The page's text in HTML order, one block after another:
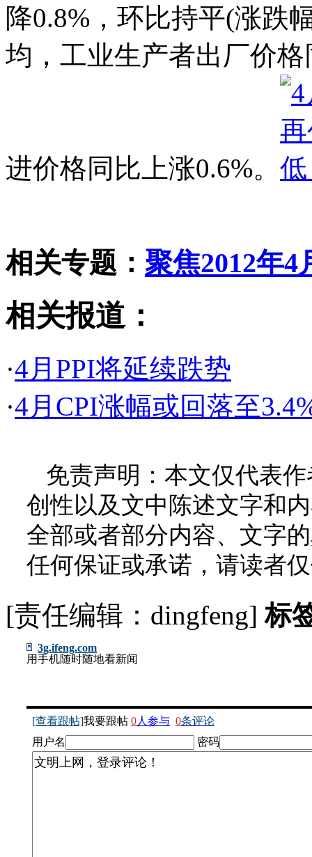
降0.8%，环比持平(涨跌
均，工业生产者出厂价
进价格同比上涨0.6%。
相关专题： 聚焦2012年4
相关报道：
·4月PPI将延续跌势
·4月CPI涨幅或回落至
免责声明：本文仅代表
创性以及文中陈述文字和
全部或者部分内容、文字
任何保证或承诺，请读者
[责任编辑：dingfeng]标
3g.ifeng.com
用手机随时随地看新闻
[查看跟帖]我要跟帖 0人参与 0条评论
用户名
密码